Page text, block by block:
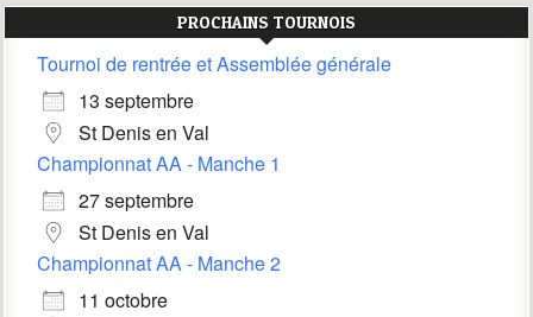
PROCHAINS TOURNOIS
Tournoi de rentrée et Assemblée générale
13 septembre
St Denis en Val
Championnat AA - Manche 1
27 septembre
St Denis en Val
Championnat AA - Manche 2
11 octobre